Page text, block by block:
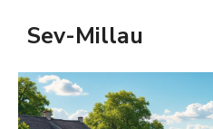
Sev-Millau